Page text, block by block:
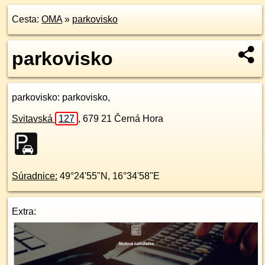
Cesta: OMA» parkovisko
parkovisko
parkovisko: parkovisko,
Svitavská 127 , 679 21 Černá Hora
Súradnice: 49°24'55"N , 16°34'58"E
Extra: